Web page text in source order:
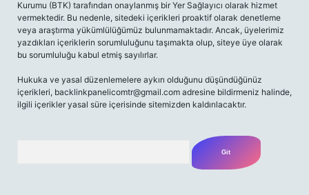
Kurumu (BTK) tarafından onaylanmış bir Yer Sağlayıcı olarak hizmet
vermektedir. Bu nedenle, sitedeki içerikleri proaktif olarak denetleme
veya araştırma yükümlülüğümüz bulunmamaktadır. Ancak, üyelerimiz
yazdıkları içeriklerin sorumluluğunu taşımakta olup, siteye üye olarak
bu sorumluluğu kabul etmiş sayılırlar.
Hukuka ve yasal düzenlemelere aykırı olduğunu düşündüğünüz
içerikleri, backlinkpanelicomtr@gmail.com adresine bildirmeniz halinde,
ilgili içerikler yasal süre içerisinde sitemizden kaldırılacaktır.